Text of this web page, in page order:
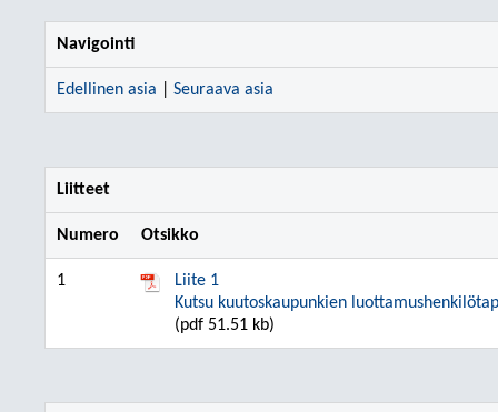
Navigointi
Edellinen asia Seuraava asia
Liitteet
Numero Otsikko
1
Liite 1
Kutsu kuutoskaupunkien
(pdf 51.51 kb)